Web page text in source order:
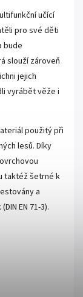
učící
pro své děti
bude
slouží zároveň
jejich
vyrábět věže i
použitý při
lesů. Díky
taktéž šetrné k
a
EN 71-3).